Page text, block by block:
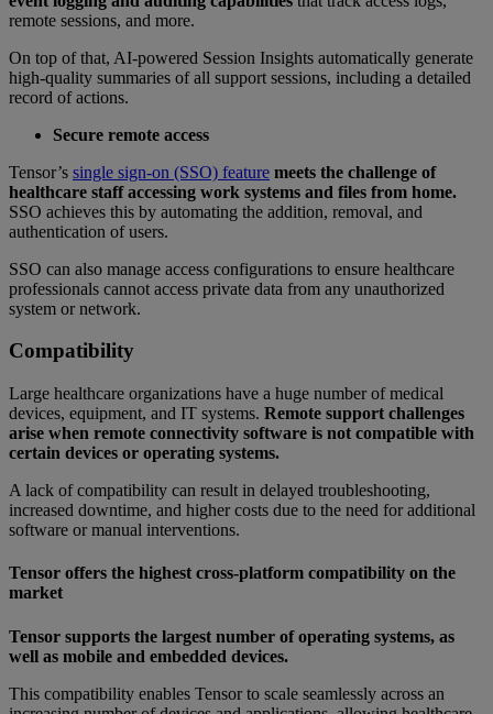
remote sessions, and more.
On top of that, AI-powered Session Insights automatically generate
high-quality summaries of all support sessions, including a detailed
record of actions.
Secure remote access
Tensor’s single sign-on (SSO) feature meets the challenge of
healthcare staff accessing work systems and files from home.
SSO achieves this by automating the addition, removal, and
authentication of users.
SSO can also manage access configurations to ensure healthcare
professionals cannot access private data from any unauthorized
system or network.
Compatibility
Large healthcare organizations have a huge number of medical
devices, equipment, and IT systems. Remote support challenges
arise when remote connectivity software is not compatible with
certain devices or operating systems.
A lack of compatibility can result in delayed troubleshooting,
increased downtime, and higher costs due to the need for additional
software or manual interventions.
Tensor offers the highest cross-platform compatibility on the
market
Tensor supports the largest number of operating systems, as
well as mobile and embedded devices.
This compatibility enables Tensor to scale seamlessly across an